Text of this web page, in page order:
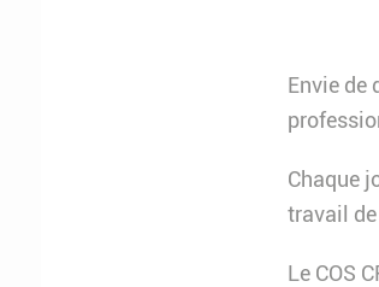
Envie de
Chaque
travail
Le COS